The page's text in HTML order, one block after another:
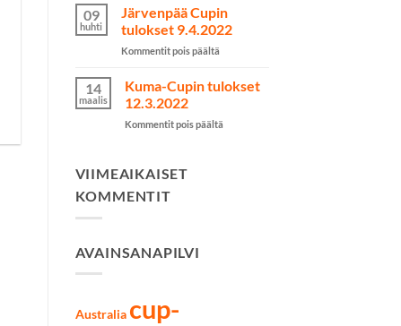
SM-
käytiin
Lahdessa
09
huhti
Järvenpää Cupin
tulokset 9.4.2022
Kommentit pois päältäartikkelissa
Cupin
14
maalis
Kuma-Cupin tulokset
12.3.2022
Kommentit pois päältäartikkelissa
VIIMEAIKAISET
KOMMENTIT
AVAINSANAPILVI
Australia cup-